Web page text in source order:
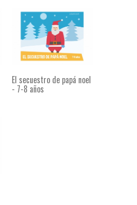
El secuestro de papá noel
- 7-8 años